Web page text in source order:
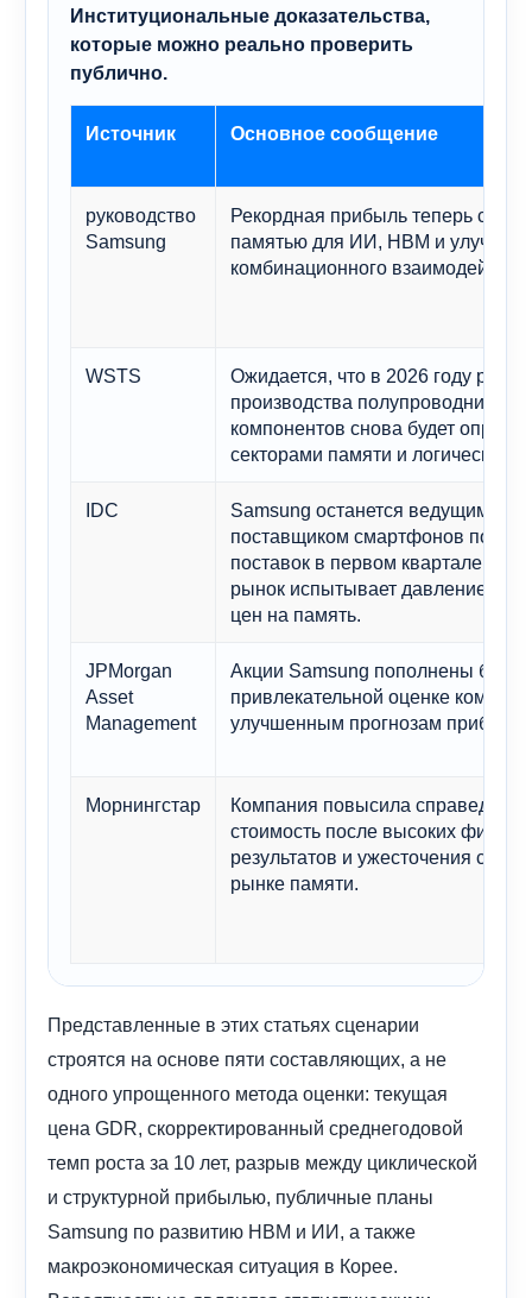
Институциональные доказательства,
которые можно реально проверить
публично.
Источник Основное сообщение
руководство
Samsung
Рекордная прибыль теперь
памятью для ИИ, HBM и
комбинационного
WSTS
Ожидается, что в 2026 году рост
производства
компонентов снова будет
секторами памяти и логических
IDC
Samsung останется ведущим
поставщиком смартфонов по
поставок в первом квартале
рынок испытывает давление из-
цен на память.
JPMorgan
Asset
Management
Акции Samsung пополнены
привлекательной оценке
улучшенным прогнозам прибыли.
Морнингстар
Компания повысила
стоимость после высоких
результатов и ужесточения
рынке памяти.
Представленные в этих статьях сценарии
строятся на основе пяти составляющих, а не
одного упрощенного метода оценки: текущая
цена GDR, скорректированный среднегодовой
темп роста за 10 лет, разрыв между циклической
и структурной прибылью, публичные планы
Samsung по развитию HBM и ИИ, а также
макроэкономическая ситуация в Корее.